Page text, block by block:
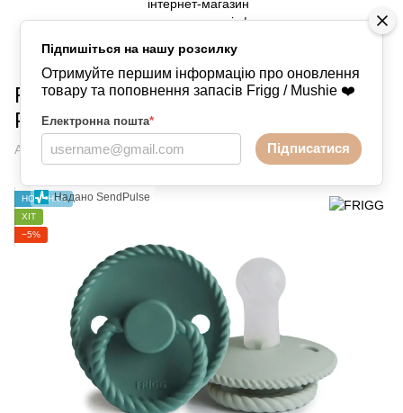
Підпишіться на нашу розсилку
Отримуйте першим інформацію про оновлення
товару та поповнення запасів Frigg / Mushie ❤️
Електронна пошта*
Підписатися
Надано SendPulse
Пустушки FRIGG FRIGG
Frigg Silicone Sage / Vintage green
Розмір 6-18 місяців
Артикул:5926952317051 Написати відгук
НОВИНКА
ХІТ
−5%